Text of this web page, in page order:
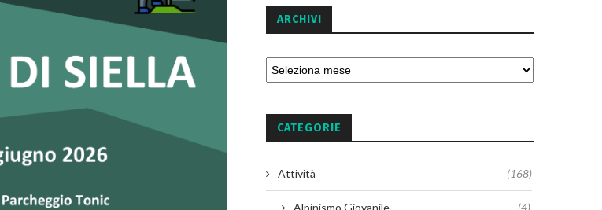
ARCHIVI
CATEGORIE
Attività (168)
Alpinismo Giovanile (4)